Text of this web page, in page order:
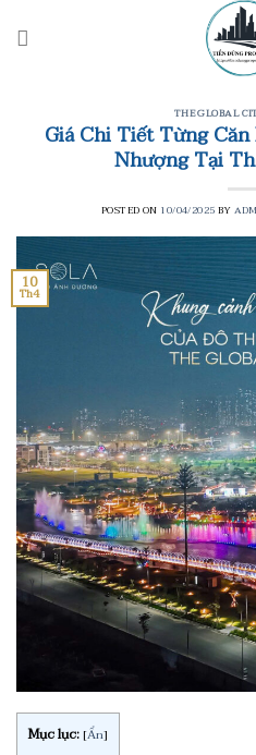
content
THE GLOBAL
Giá Chi Tiết Từng
Nhượng Tại
POSTED ON 10/04/2025BY
10
Th4
Mục lục:[Ẩn]